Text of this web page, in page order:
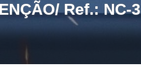
Ref.: NC-3